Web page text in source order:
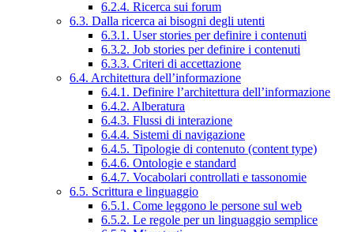
6.2.4. Ricerca sui forum
6.3. Dalla ricerca ai bisogni degli utenti
6.3.1. User stories per definire i contenuti
6.3.2. Job stories per definire i contenuti
6.3.3. Criteri di accettazione
6.4. Architettura dell’informazione
6.4.1. Definire l’architettura dell’informazione
6.4.2. Alberatura
6.4.3. Flussi di interazione
6.4.4. Sistemi di navigazione
6.4.5. Tipologie di contenuto (content type)
6.4.6. Ontologie e standard
6.4.7. Vocabolari controllati e tassonomie
6.5. Scrittura e linguaggio
6.5.1. Come leggono le persone sul web
6.5.2. Le regole per un linguaggio semplice